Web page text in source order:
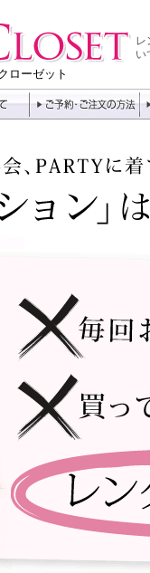
レ
い
ローゼット